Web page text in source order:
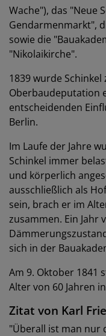
Wache"), das "Neue
Gendarmenmarkt",
sowie die
"Nikolaikirche".
1839 wurde
Oberbaudeputation
entscheidenden
Berlin.
Im Laufe der Jahre
Schinkel immer
und körperlich
ausschließlich als
sein, brach er im
zusammen. Ein Jahr
sich in der
Am 9. Oktober 1841
Alter von 60 Jahren
Zitat von Karl
"Überall ist man nur